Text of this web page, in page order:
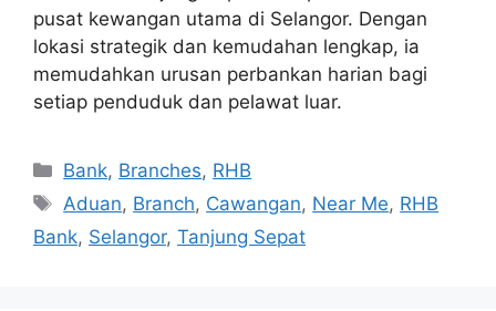
pusat kewangan utama di Selangor. Dengan
lokasi strategik dan kemudahan lengkap, ia
memudahkan urusan perbankan harian bagi
setiap penduduk dan pelawat luar.
Categories
Bank, Branches, RHB
Tags
Aduan, Branch, Cawangan, Near Me, RHB
Bank, Selangor, Tanjung Sepat